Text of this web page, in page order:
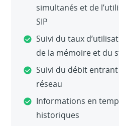
simultanés et de
SIP
Suivi du taux
de la mémoire et du
Suivi du débit
réseau
Informations en
historiques